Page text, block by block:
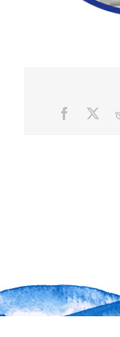
Facebook